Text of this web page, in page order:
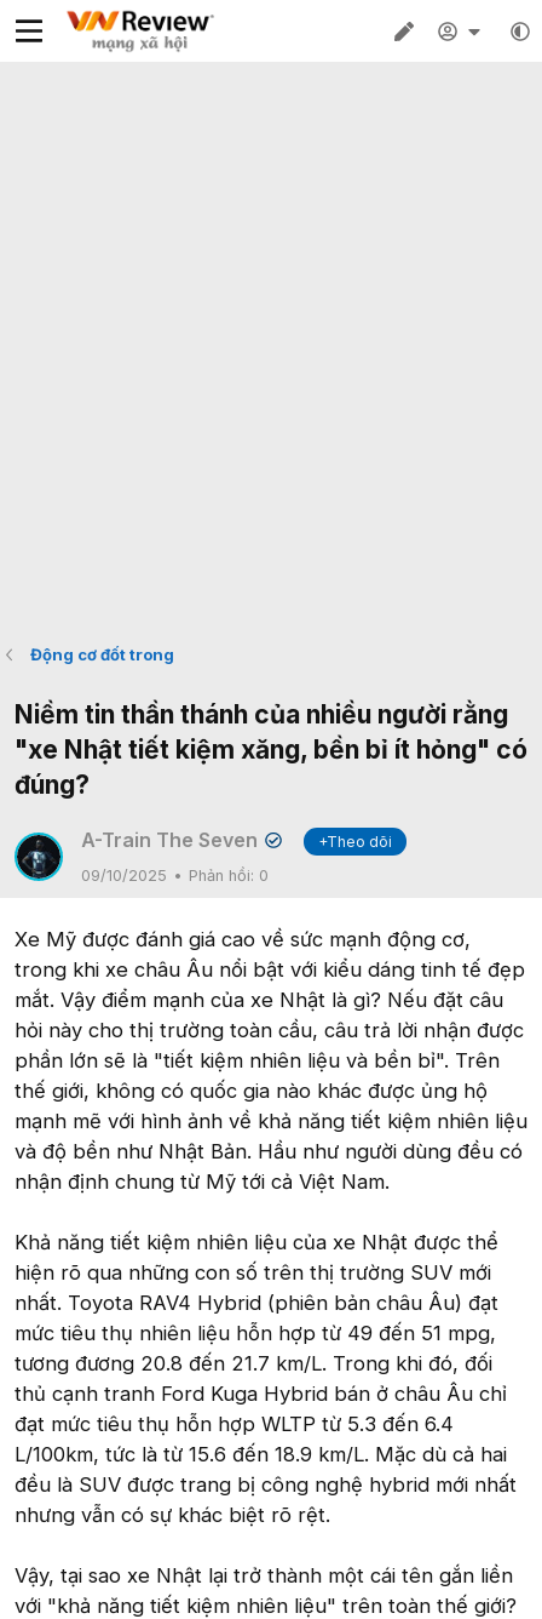
Động cơ đốt trong
Niềm tin thần thánh của nhiều người rằng
"xe Nhật tiết kiệm xăng, bền bỉ ít hỏng" có
đúng?
A-Train The Seven ✔
+Theo dõi
09/10/2025
Phản hồi: 0
Xe Mỹ được đánh giá cao về sức mạnh động cơ,
trong khi xe châu Âu nổi bật với kiểu dáng tinh tế đẹp
mắt. Vậy điểm mạnh của xe Nhật là gì? Nếu đặt câu
hỏi này cho thị trường toàn cầu, câu trả lời nhận được
phần lớn sẽ là "tiết kiệm nhiên liệu và bền bỉ". Trên
thế giới, không có quốc gia nào khác được ủng hộ
mạnh mẽ với hình ảnh về khả năng tiết kiệm nhiên liệu
và độ bền như Nhật Bản. Hầu như người dùng đều có
nhận định chung từ Mỹ tới cả Việt Nam.
Khả năng tiết kiệm nhiên liệu của xe Nhật được thể
hiện rõ qua những con số trên thị trường SUV mới
nhất. Toyota RAV4 Hybrid (phiên bản châu Âu) đạt
mức tiêu thụ nhiên liệu hỗn hợp từ 49 đến 51 mpg,
tương đương 20.8 đến 21.7 km/L. Trong khi đó, đối
thủ cạnh tranh Ford Kuga Hybrid bán ở châu Âu chỉ
đạt mức tiêu thụ hỗn hợp WLTP từ 5.3 đến 6.4
L/100km, tức là từ 15.6 đến 18.9 km/L. Mặc dù cả hai
đều là SUV được trang bị công nghệ hybrid mới nhất
nhưng vẫn có sự khác biệt rõ rệt.
Vậy, tại sao xe Nhật lại trở thành một cái tên gắn liền
với "khả năng tiết kiệm nhiên liệu" trên toàn thế giới?